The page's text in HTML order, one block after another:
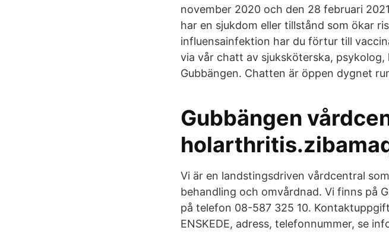
november 2020 och den 28 februari
har en sjukdom eller tillstånd som ökar
influensainfektion har du förtur till
via vår chatt av sjuksköterska,
Gubbängen. Chatten är öppen dygnet
Gubbängen
Vi är en landstingsdriven vårdcentral
behandling och omvårdnad. Vi finns på
på telefon 08-587 325 10.
ENSKEDE, adress, telefonnummer, se